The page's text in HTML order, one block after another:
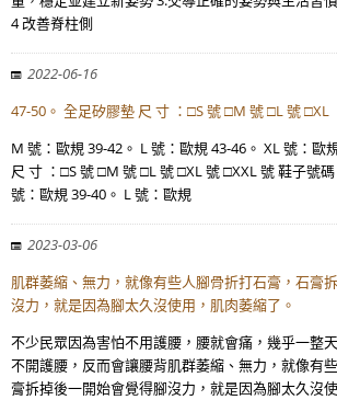
4 改善脊柱側
2022-06-16
47-50。 全足矽膠墊 尺 寸 ：□S 號 □M 號 □L 號 □XL
M 號：歐規 39-42。 L 號：歐規 43-46。 XL 號：歐
尺 寸 ：□S 號 □M 號 □L 號 □XL 號 □XXL 號 鞋子號
號：歐規 39-40。 L 號：歐規
2023-03-06
肌群萎縮、無力，就像有些人腳骨折打石膏，石膏
沒力，就是因為腳太久沒使用，肌肉萎縮了。
不少民眾因為害怕不用護腰，腰就會痛，幾乎一整
不開護腰，反而會讓腰背肌群萎縮、無力，就像有
膏拆掉後一開始會覺得腳沒力，就是因為腳太久沒